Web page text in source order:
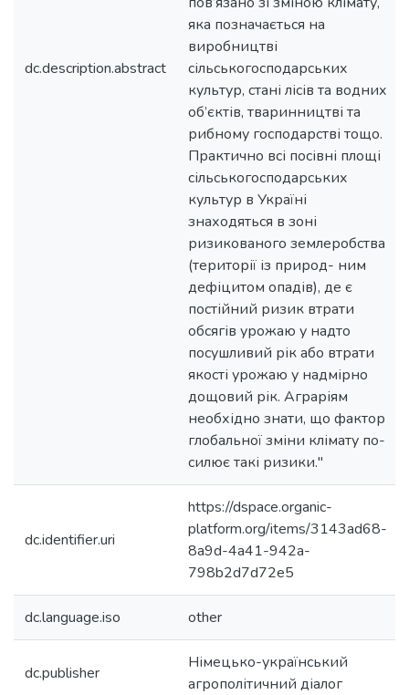
dc.description.abstract
яка позначається на
виробництві
сільськогосподарських
культур, стані лісів та водних
об’єктів, тваринництві та
рибному господарстві тощо.
Практично всі посівні площі
сільськогосподарських
культур в Україні
знаходяться в зоні
ризикованого землеробства
(території із природ- ним
дефіцитом опадів), де є
постійний ризик втрати
обсягів урожаю у надто
посушливий рік або втрати
якості урожаю у надмірно
дощовий рік. Аграріям
необхідно знати, що фактор
глобальної зміни клімату по-
силює такі ризики."
dc.identifier.uri
https://dspace.organic-
platform.org/items/3143ad68-
8a9d-4a41-942a-
798b2d7d72e5
dc.language.iso other
dc.publisher
Німецько-український
агрополітичний діалог